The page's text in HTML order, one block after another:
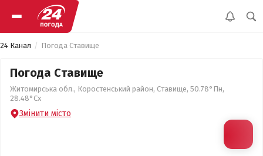
24 Канал Погода Ставище
Погода Ставище
Житомирська обл., Коростенський район, Ставище, 50.78°Пн,
28.48°Сх
Змінити місто